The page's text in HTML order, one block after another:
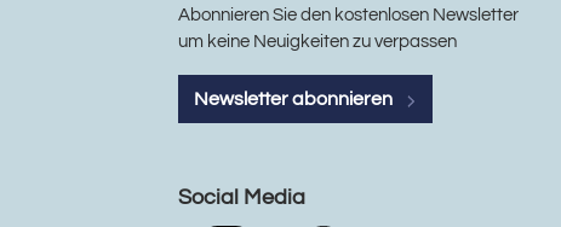
Abonnieren Sie den kostenlosen Newsletter
um keine Neuigkeiten zu verpassen
Newsletter abonnieren
Social Media